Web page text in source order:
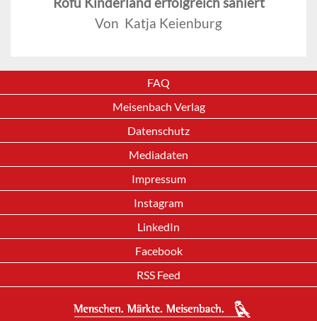
Von Katja Keienburg
FAQ
Meisenbach Verlag
Datenschutz
Mediadaten
Impressum
Instagram
LinkedIn
Facebook
RSS Feed